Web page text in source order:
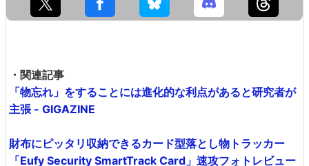
・関連記事
「物忘れ」をすることには進化的な利点があると研究者が
主張 - GIGAZINE
財布にピッタリ収納できるカード型落とし物トラッカー
「Eufy Security SmartTrack Card」速攻フォトレビュー